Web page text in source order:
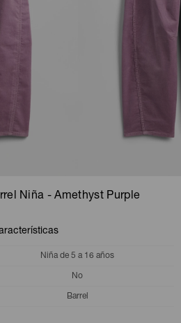
Niña - Amethyst Purple
Niña de 5 a 16 años
No
Barrel